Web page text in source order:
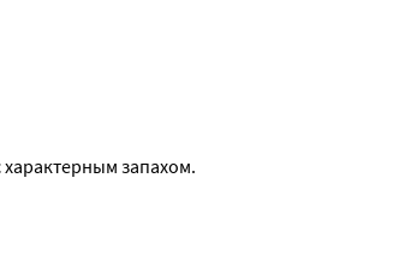
дегенерации (разрушения) хрящевой
хрящевой ткани, стимулирует
сумки и хрящевых поверхностей суставов,
характерным запахом.